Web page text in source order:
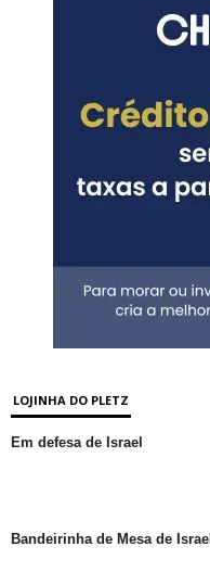
LOJINHA DO PLETZ
Em defesa de Israel
Bandeirinha de Mesa de Israel